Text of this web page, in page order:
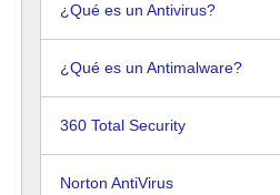
¿Qué es un Antivirus?
¿Qué es un Antimalware?
360 Total Security
Norton AntiVirus